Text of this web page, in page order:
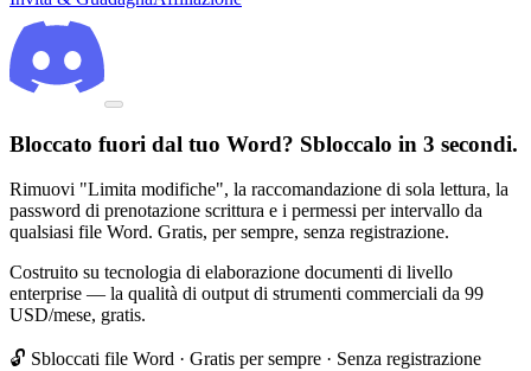
Bloccato fuori dal tuo Word? Sbloccalo in 3 secondi.
Rimuovi "Limita modifiche", la raccomandazione di sola lettura, la
password di prenotazione scrittura e i permessi per intervallo da
qualsiasi file Word. Gratis, per sempre, senza registrazione.
Costruito su tecnologia di elaborazione documenti di livello
enterprise — la qualità di output di strumenti commerciali da 99
USD/mese, gratis.
🔓 Sbloccati file Word · Gratis per sempre · Senza registrazione